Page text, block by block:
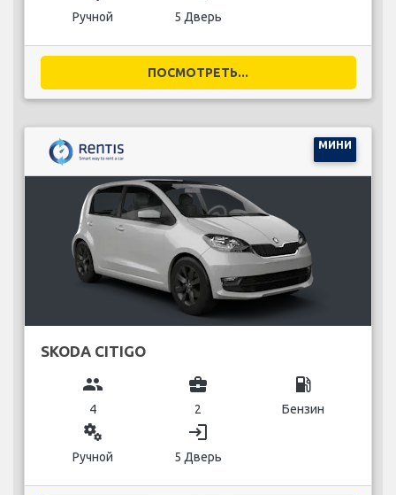
Ручной 5 Дверь
ПОСМОТРЕТЬ...
МИНИ
SKODA CITIGO
group
4
business_center
2
local_gas_station
Бензин
miscellaneous_services
Ручной
login
5 Дверь